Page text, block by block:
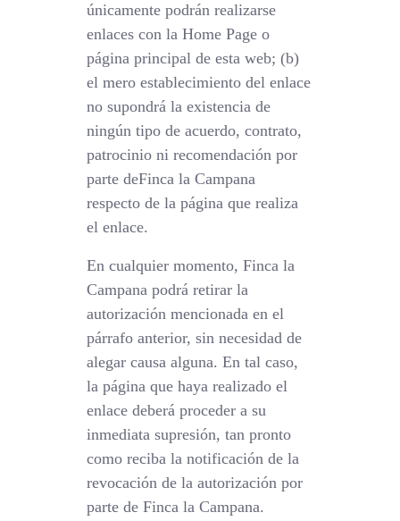
únicamente podrán realizarse
enlaces con la Home Page o
página principal de esta web; (b)
el mero establecimiento del enlace
no supondrá la existencia de
ningún tipo de acuerdo, contrato,
patrocinio ni recomendación por
parte deFinca la Campana
respecto de la página que realiza
el enlace.
En cualquier momento, Finca la
Campana podrá retirar la
autorización mencionada en el
párrafo anterior, sin necesidad de
alegar causa alguna. En tal caso,
la página que haya realizado el
enlace deberá proceder a su
inmediata supresión, tan pronto
como reciba la notificación de la
revocación de la autorización por
parte de Finca la Campana.